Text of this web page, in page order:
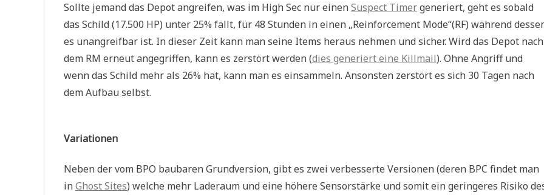
Sollte jemand das Depot angreifen, was im High Sec nur einenSuspect Timergeneriert, geht es sobald
das Schild (17.500 HP) unter 25% fällt, für 48 Stunden in einen „Reinforcement Mode“(RF) während
es unangreifbar ist. In dieser Zeit kann man seine Items heraus nehmen und sicher. Wird das Depot nach
dem RM erneut angegriffen, kann es zerstört werden (dies generiert eine Killmail). Ohne Angriff und
wenn das Schild mehr als 26% hat, kann man es einsammeln. Ansonsten zerstört es sich 30 Tagen nach
dem Aufbau selbst.
Variationen
Neben der vom BPO baubaren Grundversion, gibt es zwei verbesserte Versionen (deren BPC findet man
inGhost Sites) welche mehr Laderaum und eine höhere Sensorstärke und somit ein geringeres Risiko